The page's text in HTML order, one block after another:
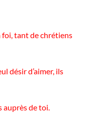
foi, tant de chrétiens
désir d’aimer, ils
auprès de toi.